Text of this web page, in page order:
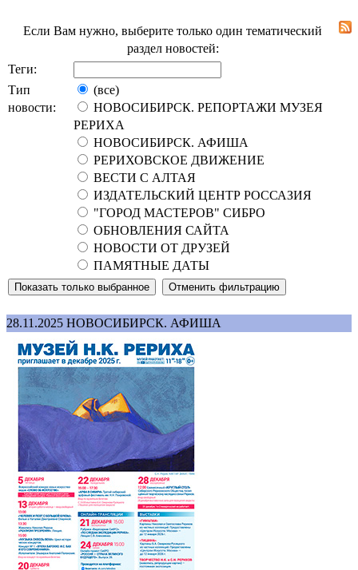
Если Вам нужно, выберите только один тематический
раздел новостей:
Теги:
Тип
новости:
(все)
НОВОСИБИРСК. РЕПОРТАЖИ МУЗЕЯ
РЕРИХА
НОВОСИБИРСК. АФИША
РЕРИХОВСКОЕ ДВИЖЕНИЕ
ВЕСТИ С АЛТАЯ
ИЗДАТЕЛЬСКИЙ ЦЕНТР РОССАЗИЯ
"ГОРОД МАСТЕРОВ" СИБРО
ОБНОВЛЕНИЯ САЙТА
НОВОСТИ ОТ ДРУЗЕЙ
ПАМЯТНЫЕ ДАТЫ
28.11.2025 НОВОСИБИРСК. АФИША